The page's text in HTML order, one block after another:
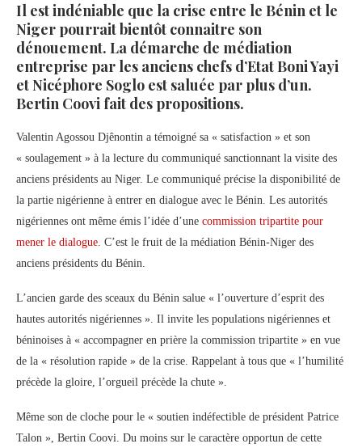
Il est indéniable que la crise entre le Bénin et le
Niger pourrait bientôt connaitre son
dénouement. La démarche de médiation
entreprise par les anciens chefs d’Etat Boni Yayi
et Nicéphore Soglo est saluée par plus d’un.
Bertin Coovi fait des propositions.
Valentin Agossou Djênontin a témoigné sa « satisfaction » et son
« soulagement » à la lecture du communiqué sanctionnant la visite des
anciens présidents au Niger. Le communiqué précise la disponibilité de
la partie nigérienne à entrer en dialogue avec le Bénin. Les autorités
nigériennes ont même émis l’idée d’une commission tripartite pour
mener le dialogue. C’est le fruit de la médiation Bénin-Niger des
anciens présidents du Bénin.
L’ancien garde des sceaux du Bénin salue « l’ouverture d’esprit des
hautes autorités nigériennes ». Il invite les populations nigériennes et
béninoises à « accompagner en prière la commission tripartite » en vue
de la « résolution rapide » de la crise. Rappelant à tous que « l’humilité
précède la gloire, l’orgueil précède la chute ».
Même son de cloche pour le « soutien indéfectible de président Patrice
Talon », Bertin Coovi. Du moins sur le caractère opportun de cette